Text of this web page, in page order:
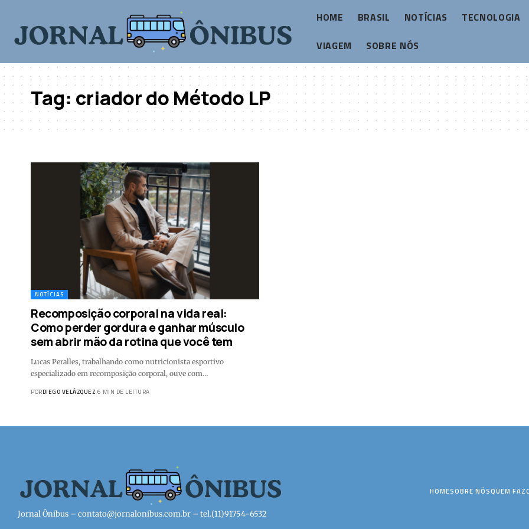
HOME BRASIL NOTÍCIAS
TECNOLOGIA
VIAGEM
SOBRE NÓS
Tag:criador do Método LP
NOTÍCIAS
Recomposição corporal na vida real:
Como perder gordura e ganhar músculo
sem abrir mão da rotina que você tem
Lucas Peralles, trabalhando como nutricionista esportivo
especializado em recomposição corporal, ouve com…
PORDIEGO VELÁZQUEZ 6 MIN DE LEITURA
Jornal Ônibus – contato@jornalonibus.com.br – tel.(11)91754-6532
HOMESOBRE NÓSQUEM FAZ